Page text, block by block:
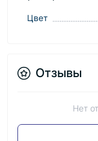
Цвет
Отзывы
Нет